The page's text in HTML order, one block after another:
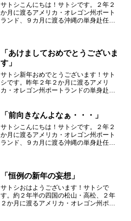
サトシこんにちは！サトシです。２年２
か月に渡るアメリカ・オレゴン州ポート
ランド、９カ月に渡る沖縄の単身赴任の
品川区南大井で不動産を主...
「あけましておめでとうございま
す」
サトシ新年おめでとうございます！サト
シです。昨年２年２か月に渡るアメリ
カ・オレゴン州ポートランドの単身赴任
０２１年３月５日で２３年間のサラリー
マン人生を卒業し、東京都品...
「前向きなんよなぁ・・・」
サトシこんにちは！サトシです。２年２
か月に渡るアメリカ・オレゴン州ポート
ランド、９カ月に渡る沖縄の単身赴任の
品川区南大井で不動産を主...
「恒例の新年の妄想」
サトシおはようございます！サトシで
す。約２年半の四国の松山・高松、２年
２か月に渡るアメリカ・オレゴン州ポー